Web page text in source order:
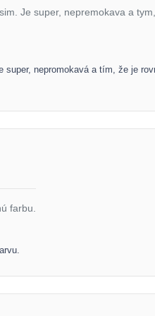
Je super, nepremokava a
nepromokavá a tím, že je
farbu.